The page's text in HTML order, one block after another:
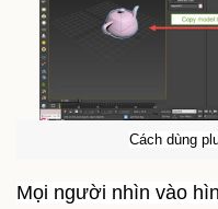
Cách dùng
Mọi người nhìn vào